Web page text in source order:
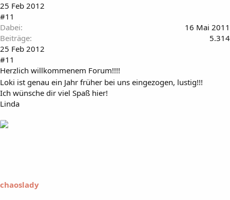
25 Feb 2012
#11
Dabei
16 Mai 2011
Beiträge
5.314
25 Feb 2012
#11
Herzlich willkommenem Forum!!!!
Loki ist genau ein Jahr früher bei uns eingezogen, lustig!!!
Ich wünsche dir viel Spaß hier!
Linda
chaoslady